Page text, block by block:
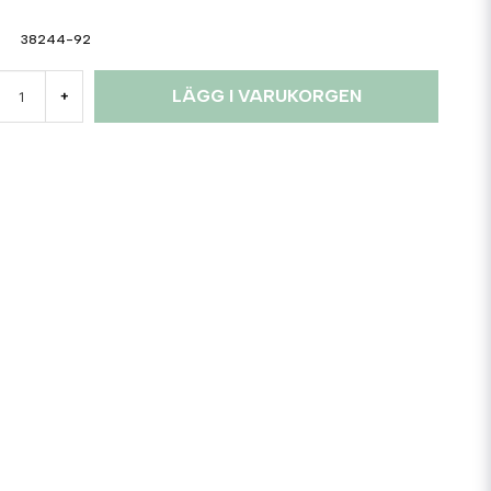
38244-92
+ LÄGG I VARUKORGEN